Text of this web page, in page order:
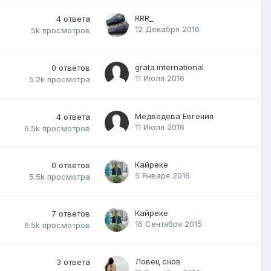
4 ответа
5k просмотров
RRR_
12 Декабря 2016
0 ответов
5.2k просмотра
grata.international
11 Июля 2016
4 ответа
6.5k просмотров
Медведева Евгения
11 Июля 2016
0 ответов
5.5k просмотра
Кайреке
5 Января 2016
7 ответов
6.5k просмотров
Кайреке
16 Сентября 2015
3 ответа
Ловец снов